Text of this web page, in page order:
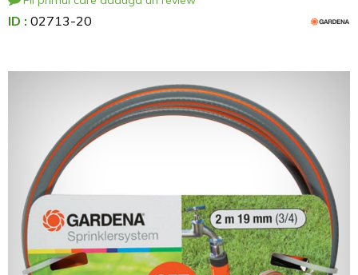
ID : 02713-20